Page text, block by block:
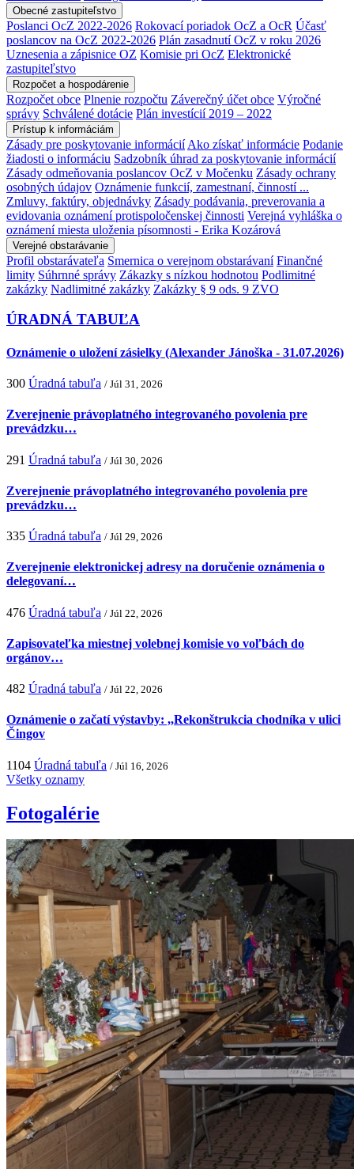
Obecné zastupiteľstvo
Poslanci OcZ 2022-2026 Rokovací poriadok OcZ a OcR Účasť
poslancov na OcZ 2022-2026 Plán zasadnutí OcZ v roku 2026
Uznesenia a zápisnice OZ Komisie pri OcZ Elektronické
zastupiteľstvo
Rozpočet a hospodárenie
Rozpočet obce Plnenie rozpočtu Záverečný účet obce Výročné
správy Schválené dotácie Plán investícií 2019 – 2022
Prístup k informáciám
Zásady pre poskytovanie informácií Ako získať informácie Podanie
žiadosti o informáciu Sadzobník úhrad za poskytovanie informácií
Zásady odmeňovania poslancov OcZ v Močenku Zásady ochrany
osobných údajov Oznámenie funkcií, zamestnaní, činností ...
Zmluvy, faktúry, objednávky Zásady podávania, preverovania a
evidovania oznámení protispoločenskej činnosti Verejná vyhláška o
oznámení miesta uloženia písomnosti - Erika Kozárová
Verejné obstarávanie
Profil obstarávateľa Smernica o verejnom obstarávaní Finančné
limity Súhrnné správy Zákazky s nízkou hodnotou Podlimitné
zakázky Nadlimitné zakázky Zakázky § 9 ods. 9 ZVO
ÚRADNÁ TABUĽA
Oznámenie o uložení zásielky (Alexander Jánoška - 31.07.2026)
300 Úradná tabuľa / Júl 31, 2026
Zverejnenie právoplatného integrovaného povolenia pre
prevádzku…
291 Úradná tabuľa / Júl 30, 2026
Zverejnenie právoplatného integrovaného povolenia pre
prevádzku…
335 Úradná tabuľa / Júl 29, 2026
Zverejnenie elektronickej adresy na doručenie oznámenia o
delegovaní…
476 Úradná tabuľa / Júl 22, 2026
Zapisovateľka miestnej volebnej komisie vo voľbách do
orgánov…
482 Úradná tabuľa / Júl 22, 2026
Oznámenie o začatí výstavby: ,,Rekonštrukcia chodníka v ulici
Čingov
1104 Úradná tabuľa / Júl 16, 2026
Všetky oznamy
Fotogalérie